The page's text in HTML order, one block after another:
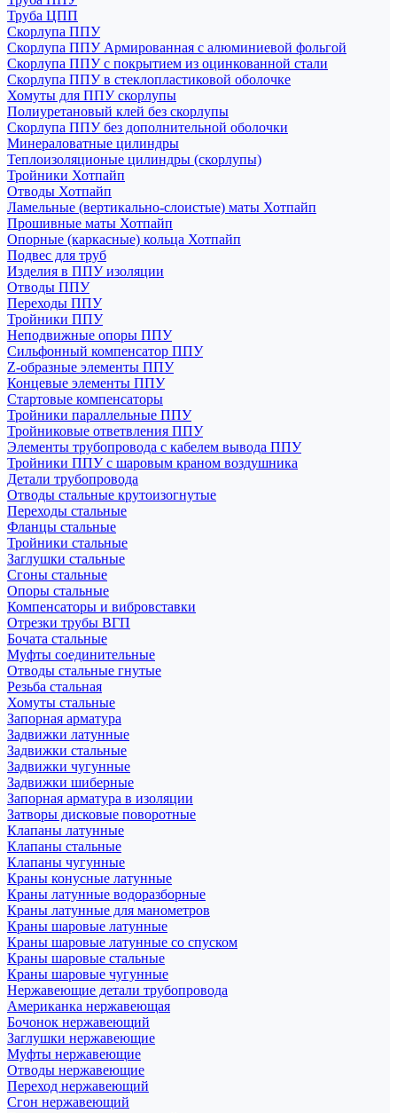
Труба ЦПП
Скорлупа ППУ
Скорлупа ППУ Армированная с алюминиевой фольгой
Скорлупа ППУ с покрытием из оцинкованной стали
Скорлупа ППУ в стеклопластиковой оболочке
Хомуты для ППУ скорлупы
Полиуретановый клей без скорлупы
Скорлупа ППУ без дополнительной оболочки
Минераловатные цилиндры
Теплоизоляционые цилиндры (скорлупы)
Тройники Хотпайп
Отводы Хотпайп
Ламельные (вертикально-слоистые) маты Хотпайп
Прошивные маты Хотпайп
Опорные (каркасные) кольца Хотпайп
Подвес для труб
Изделия в ППУ изоляции
Отводы ППУ
Переходы ППУ
Тройники ППУ
Неподвижные опоры ППУ
Cильфонный компенсатор ППУ
Z-образные элементы ППУ
Концевые элементы ППУ
Стартовые компенсаторы
Тройники параллельные ППУ
Тройниковые ответвления ППУ
Элементы трубопровода с кабелем вывода ППУ
Тройники ППУ с шаровым краном воздушника
Детали трубопровода
Отводы стальные крутоизогнутые
Переходы стальные
Фланцы стальные
Тройники стальные
Заглушки стальные
Сгоны стальные
Опоры стальные
Компенсаторы и вибровставки
Отрезки трубы ВГП
Бочата стальные
Муфты соединительные
Отводы стальные гнутые
Резьба стальная
Хомуты стальные
Запорная арматура
Задвижки латунные
Задвижки стальные
Задвижки чугунные
Задвижки шиберные
Запорная арматура в изоляции
Затворы дисковые поворотные
Клапаны латунные
Клапаны стальные
Клапаны чугунные
Краны конусные латунные
Краны латунные водоразборные
Краны латунные для манометров
Краны шаровые латунные
Краны шаровые латунные со спуском
Краны шаровые стальные
Краны шаровые чугунные
Нержавеющие детали трубопровода
Американка нержавеющая
Бочонок нержавеющий
Заглушки нержавеющие
Муфты нержавеющие
Отводы нержавеющие
Переход нержавеющий
Сгон нержавеющий